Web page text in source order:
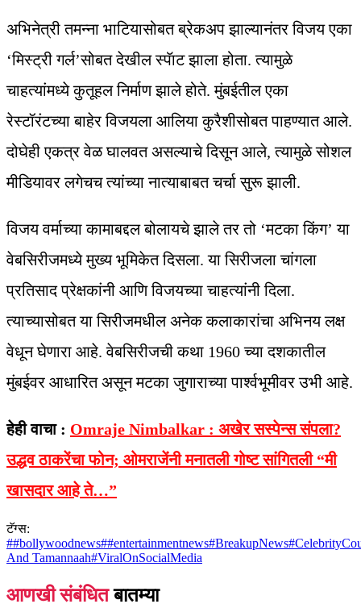
अभिनेत्री तमन्ना भाटियासोबत ब्रेकअप झाल्यानंतर विजय एका
‘मिस्ट्री गर्ल’सोबत देखील स्पॅाट झाला होता. त्यामुळे
चाहत्यांमध्ये कुतूहल निर्माण झाले होते. मुंबईतील एका
रेस्टॉरंटच्या बाहेर विजयला आलिया कुरैशीसोबत पाहण्यात आले.
दोघेही एकत्र वेळ घालवत असल्याचे दिसून आले, त्यामुळे सोशल
मीडियावर लगेचच त्यांच्या नात्याबाबत चर्चा सुरू झाली.
विजय वर्माच्या कामाबद्दल बोलायचे झाले तर तो ‘मटका किंग’ या
वेबसिरीजमध्ये मुख्य भूमिकेत दिसला. या सिरीजला चांगला
प्रतिसाद प्रेक्षकांनी आणि विजयच्या चाहत्यांनी दिला.
त्याच्यासोबत या सिरीजमधील अनेक कलाकारांचा अभिनय लक्ष
वेधून घेणारा आहे. वेबसिरीजची कथा 1960 च्या दशकातील
मुंबईवर आधारित असून मटका जुगाराच्या पार्श्वभूमीवर उभी आहे.
हेही वाचा : Omraje Nimbalkar : अखेर सस्पेन्स संपला?
उद्धव ठाकरेंचा फोन; ओमराजेंनी मनातली गोष्ट सांगितली “मी
खासदार आहे ते…”
टॅग्स:
##bollywoodnews##entertainmentnews#BreakupNews#
And Tamannaah#ViralOnSocialMedia
आणखी संबंधित बातम्या